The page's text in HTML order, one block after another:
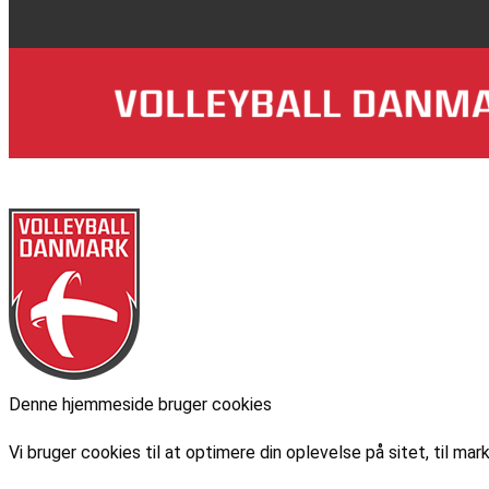
Denne hjemmeside bruger cookies
Vi bruger cookies til at optimere din oplevelse på sitet, til